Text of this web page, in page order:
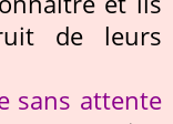
de leurs
sans attente